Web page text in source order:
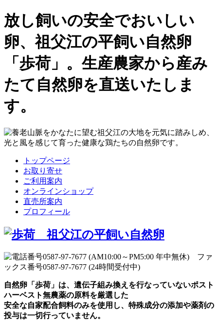
放し飼いの安全でおいしい
卵、祖父江の平飼い自然卵
「歩荷」。生産農家から産み
たて自然卵を直送いたしま
す。
トップページ
お取り寄せ
ご利用案内
オンラインショップ
直売所案内
プロフィール
自然卵「歩荷」は、遺伝子組み換えを行なっていないポスト
ハーベスト無農薬の原料を厳選した
安全な自家配合飼料のみを使用し、特殊成分の添加や薬剤の
投与は一切行っていません。